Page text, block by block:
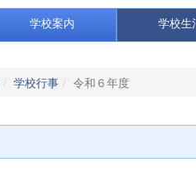
学校案内 学校生
学校行事 令和６年度